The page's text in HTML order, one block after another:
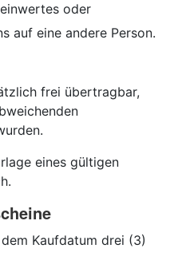
oder
auf eine andere Person.
frei übertragbar,
eines gültigen
Kaufdatum drei (3)